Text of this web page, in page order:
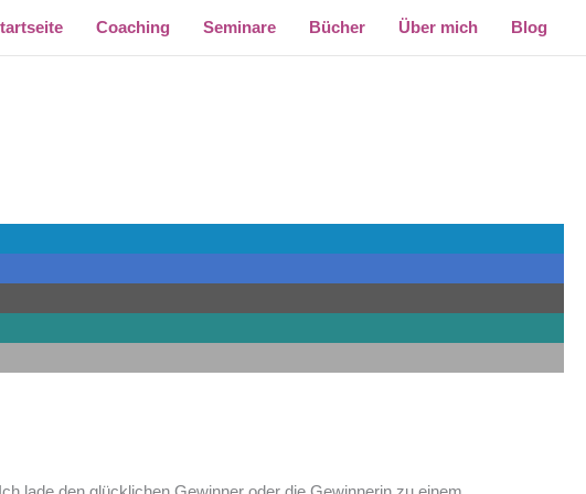
Coaching Seminare Bücher Über mich Blog